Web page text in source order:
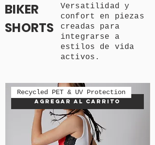
BIKER
SHORTS
Versatilidad y
confort en piezas
creadas para
integrarse a
estilos de vida
activos.
Agregar al carrito
Recycled PET & UV Protection